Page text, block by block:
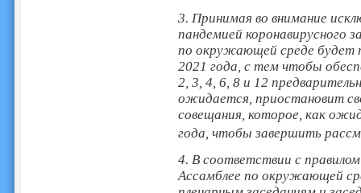
3. Принимая во внимание
пандемией коронавирусного
по окружающей среде будет
2021 года, с тем чтобы
2, 3, 4, 6, 8 и 12
ожидается, приостановит
совещания, которое, как
года, чтобы завершить
4. В соответствии с
Ассамблее по окружающей